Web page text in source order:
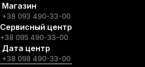
Магазин
+38 093 490-33-00
Сервисный центр
+38 095 490-33-00
Дата центр
+38 098 490-33-00